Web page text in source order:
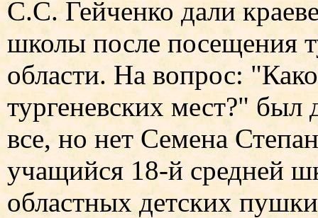
С.С. Гейченко дали
школы после посещения
области. На вопрос:
тургеневских мест?" был
все, но нет Семена
учащийся 18-й средней
областных детских